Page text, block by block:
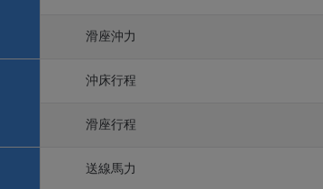
滑座沖力
沖床行程
滑座行程
送線馬力